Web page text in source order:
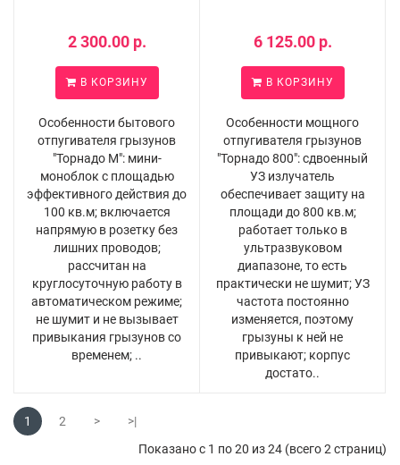
2 300.00 р.
В КОРЗИНУ
Особенности бытового
отпугивателя грызунов
"Торнадо М": мини-
моноблок с площадью
эффективного действия до
100 кв.м; включается
напрямую в розетку без
лишних проводов;
рассчитан на
круглосуточную работу в
автоматическом режиме;
не шумит и не вызывает
привыкания грызунов со
временем; ..
6 125.00 р.
В КОРЗИНУ
Особенности мощного
отпугивателя грызунов
"Торнадо 800": сдвоенный
УЗ излучатель
обеспечивает защиту на
площади до 800 кв.м;
работает только в
ультразвуковом
диапазоне, то есть
практически не шумит; УЗ
частота постоянно
изменяется, поэтому
грызуны к ней не
привыкают; корпус
достато..
1 2 >
>|
Показано с 1 по 20 из 24 (всего 2 страниц)